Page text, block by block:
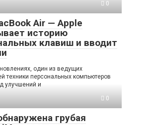
0
Air — Apple
историю
клавиш и вводит
один из ведущих
техники персональных компьютеров
улучшений и
0
грубая